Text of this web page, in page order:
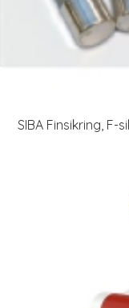
SIBA Finsikring, F-